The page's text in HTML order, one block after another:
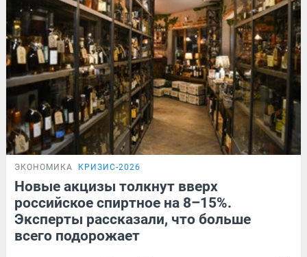
ЭКОНОМИКА КРИЗИС-2026
Новые акцизы толкнут вверх
российское спиртное на 8–15%.
Эксперты рассказали, что больше
всего подорожает